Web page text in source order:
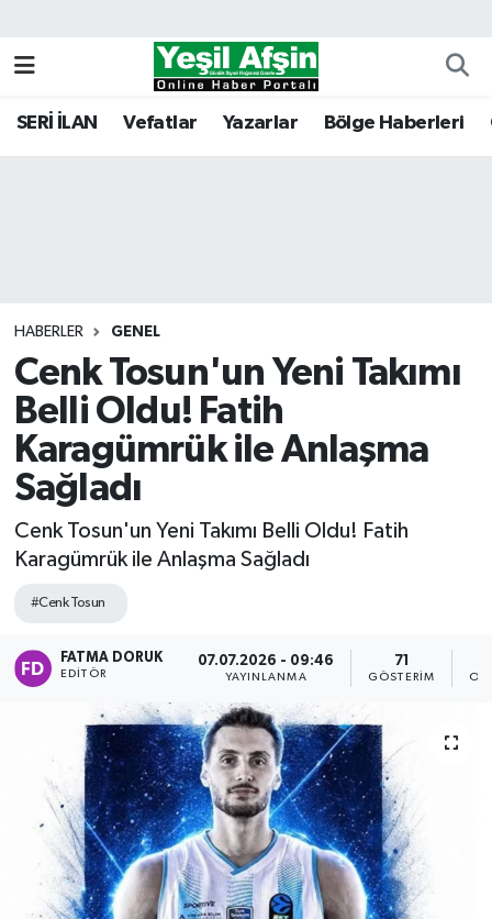
SERİ İLAN Vefatlar Yazarlar Bölge Haberleri
HABERLER GENEL
Cenk Tosun'un Yeni Takımı
Belli Oldu! Fatih
Karagümrük ile Anlaşma
Sağladı
Cenk Tosun'un Yeni Takımı Belli Oldu! Fatih
Karagümrük ile Anlaşma Sağladı
#Cenk Tosun
FATMA DORUK
EDITÖR
07.07.2026 - 09:46
YAYINLANMA
71
GÖSTERIM
Kahramanmaraş Nöbetçi Eczaneler
Tüm Manşetler
Son Dakika Haberleri
Haber Arşivi